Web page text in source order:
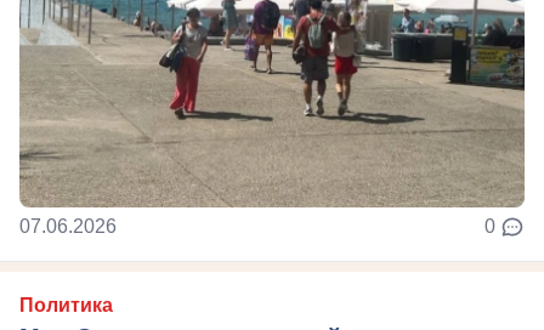
07.06.2026 0
Политика